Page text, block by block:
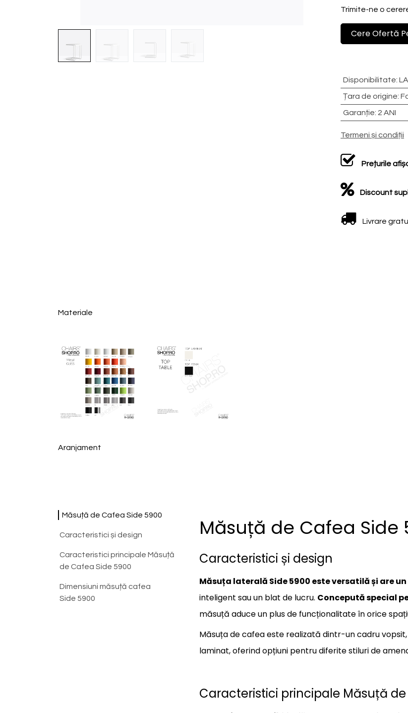
Trimite-ne o
Cere Ofertă
Disponibilitate:
Țara de origine:
Garanție: 2 ANI
Termeni și condiții
Prețurile
Discount
Livrare
Materiale
Aranjament
Măsuță de Cafea Side 5900
Caracteristici și design
Caracteristici principale Măsuță
de Cafea Side 5900
Dimensiuni măsuță cafea
Side 5900
Măsuță de Cafea Side
Caracteristici și design
Măsuța laterală Side 5900 este versatilă și are
inteligent sau un blat de lucru. Concepută special
măsuță aduce un plus de funcționalitate în orice
Măsuța de cafea este realizată dintr-un cadru
laminat, oferind opțiuni pentru diferite stiluri de
Caracteristici principale Măsuță